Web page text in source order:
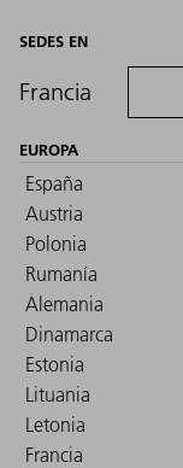
SEDES EN
Francia
EUROPA
España
Austria
Polonia
Rumanía
Alemania
Dinamarca
Estonia
Lituania
Letonia
Francia